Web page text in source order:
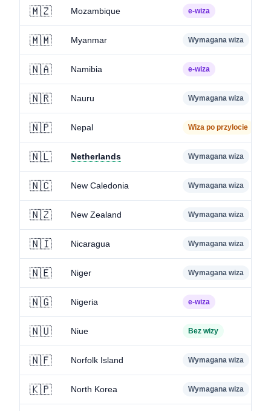
🇲🇿 Mozambique e-wiza
🇲🇲 Myanmar Wymagana wiza
🇳🇦 Namibia e-wiza
🇳🇷 Nauru Wymagana wiza
🇳🇵 Nepal Wiza po przylocie
🇳🇱 Netherlands Wymagana wiza
🇳🇨 New Caledonia Wymagana wiza
🇳🇿 New Zealand Wymagana wiza
🇳🇮 Nicaragua Wymagana wiza
🇳🇪 Niger Wymagana wiza
🇳🇬 Nigeria e-wiza
🇳🇺 Niue Bez wizy
🇳🇫 Norfolk Island Wymagana wiza
🇰🇵 North Korea Wymagana wiza